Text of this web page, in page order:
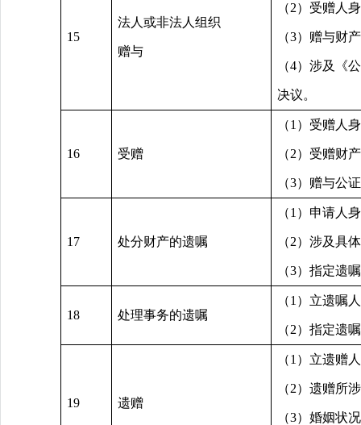
15
法人或非法人组织
赠与
（2）受赠人
（3）赠与财
（4）涉及《
决议。
16 受赠
（1）受赠人
（2）受赠财
（3）赠与公
17 处分财产的遗嘱
（1）申请人
（2）涉及具
（3）指定遗
18 处理事务的遗嘱
（1）立遗嘱
（2）指定遗
19 遗赠
（1）立遗赠
（2）遗赠所
（3）婚姻状